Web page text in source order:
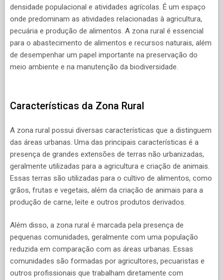
densidade populacional e atividades agrícolas. É um espaço
onde predominam as atividades relacionadas à agricultura,
pecuária e produção de alimentos. A zona rural é essencial
para o abastecimento de alimentos e recursos naturais, além
de desempenhar um papel importante na preservação do
meio ambiente e na manutenção da biodiversidade.
Características da Zona Rural
A zona rural possui diversas características que a distinguem
das áreas urbanas. Uma das principais características é a
presença de grandes extensões de terras não urbanizadas,
geralmente utilizadas para a agricultura e criação de animais.
Essas terras são utilizadas para o cultivo de alimentos, como
grãos, frutas e vegetais, além da criação de animais para a
produção de carne, leite e outros produtos derivados.
Além disso, a zona rural é marcada pela presença de
pequenas comunidades, geralmente com uma população
reduzida em comparação com as áreas urbanas. Essas
comunidades são formadas por agricultores, pecuaristas e
outros profissionais que trabalham diretamente com